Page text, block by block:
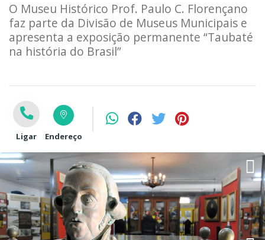
O Museu Histórico Prof. Paulo C. Florençano
faz parte da Divisão de Museus Municipais e
apresenta a exposição permanente “Taubaté
na história do Brasil”
Ligar Endereço